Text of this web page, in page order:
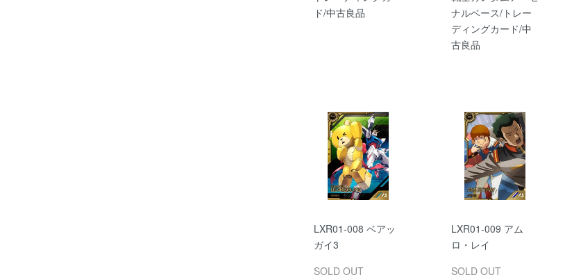
ド/中古良品
ナルベース/トレー
ディングカード/中
古良品
LXR01-008 ベアッ
ガイ3
SOLD OUT
LXR01-009 アム
ロ・レイ
SOLD OUT